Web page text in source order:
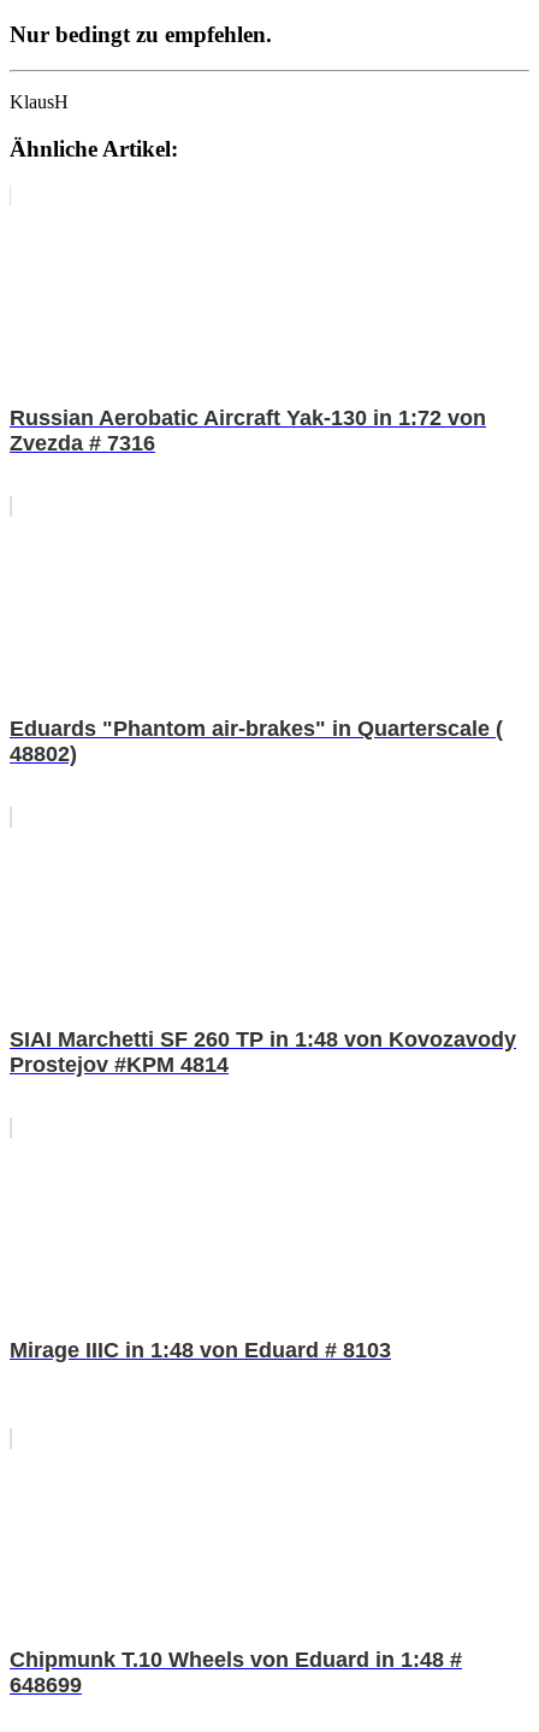
Nur bedingt zu empfehlen.
KlausH
Ähnliche Artikel:
Russian Aerobatic Aircraft Yak-130 in 1:72 von
Zvezda # 7316
Eduards "Phantom air-brakes" in Quarterscale (
48802)
SIAI Marchetti SF 260 TP in 1:48 von Kovozavody
Prostejov #KPM 4814
Mirage IIIC in 1:48 von Eduard # 8103
Chipmunk T.10 Wheels von Eduard in 1:48 #
648699